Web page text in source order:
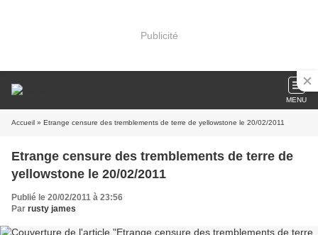
Publicité
MENU
Accueil » Etrange censure des tremblements de terre de yellowstone le 20/02/2011
Etrange censure des tremblements de terre de
yellowstone le 20/02/2011
Publié le 20/02/2011 à 23:56
Par rusty james